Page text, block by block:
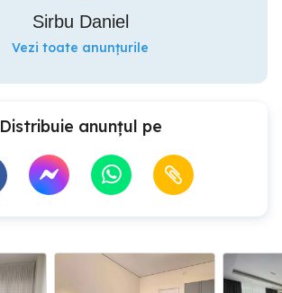
Sirbu Daniel
Vezi toate anunțurile
Distribuie anunțul pe